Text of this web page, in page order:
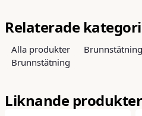
räcker det med en öppning
kontrollen."
Relaterade
Alla produkter Brunnstätning
Brunnstätning
Liknande produkter